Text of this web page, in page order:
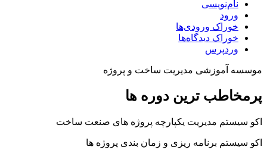
نام‌نویسی
ورود
خوراک ورودی‌ها
خوراک دیدگاه‌ها
وردپرس
موسسه آموزشی مدیریت ساخت و پروژه
پرمخاطب ترین دوره ها
اکو سیستم مدیریت یکپارچه پروژه های صنعت ساخت
اکو سیستم برنامه ریزی و زمان بندی پروژه ها